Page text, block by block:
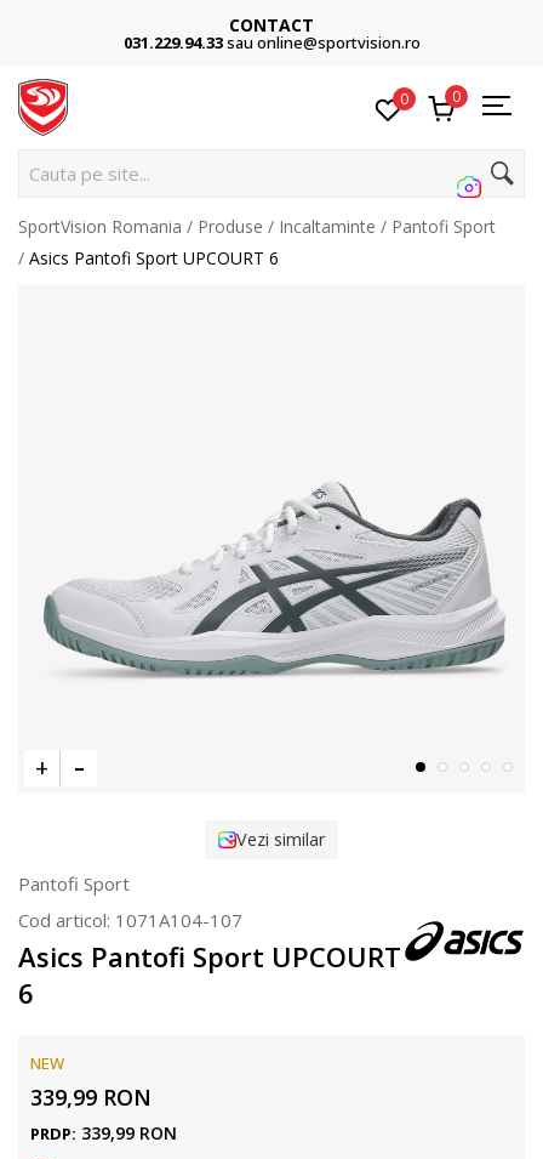
CONTACT
031.229.94.33sau online@sportvision.ro
0 0
Cauta pe site...
SportVision Romania Produse Incaltaminte
Pantofi Sport
Asics Pantofi Sport UPCOURT 6
Vezi similar
Pantofi Sport
Cod articol: 1071A104-107
Asics Pantofi Sport UPCOURT
6
NEW
339,99 RON
PRDP: 339,99 RON